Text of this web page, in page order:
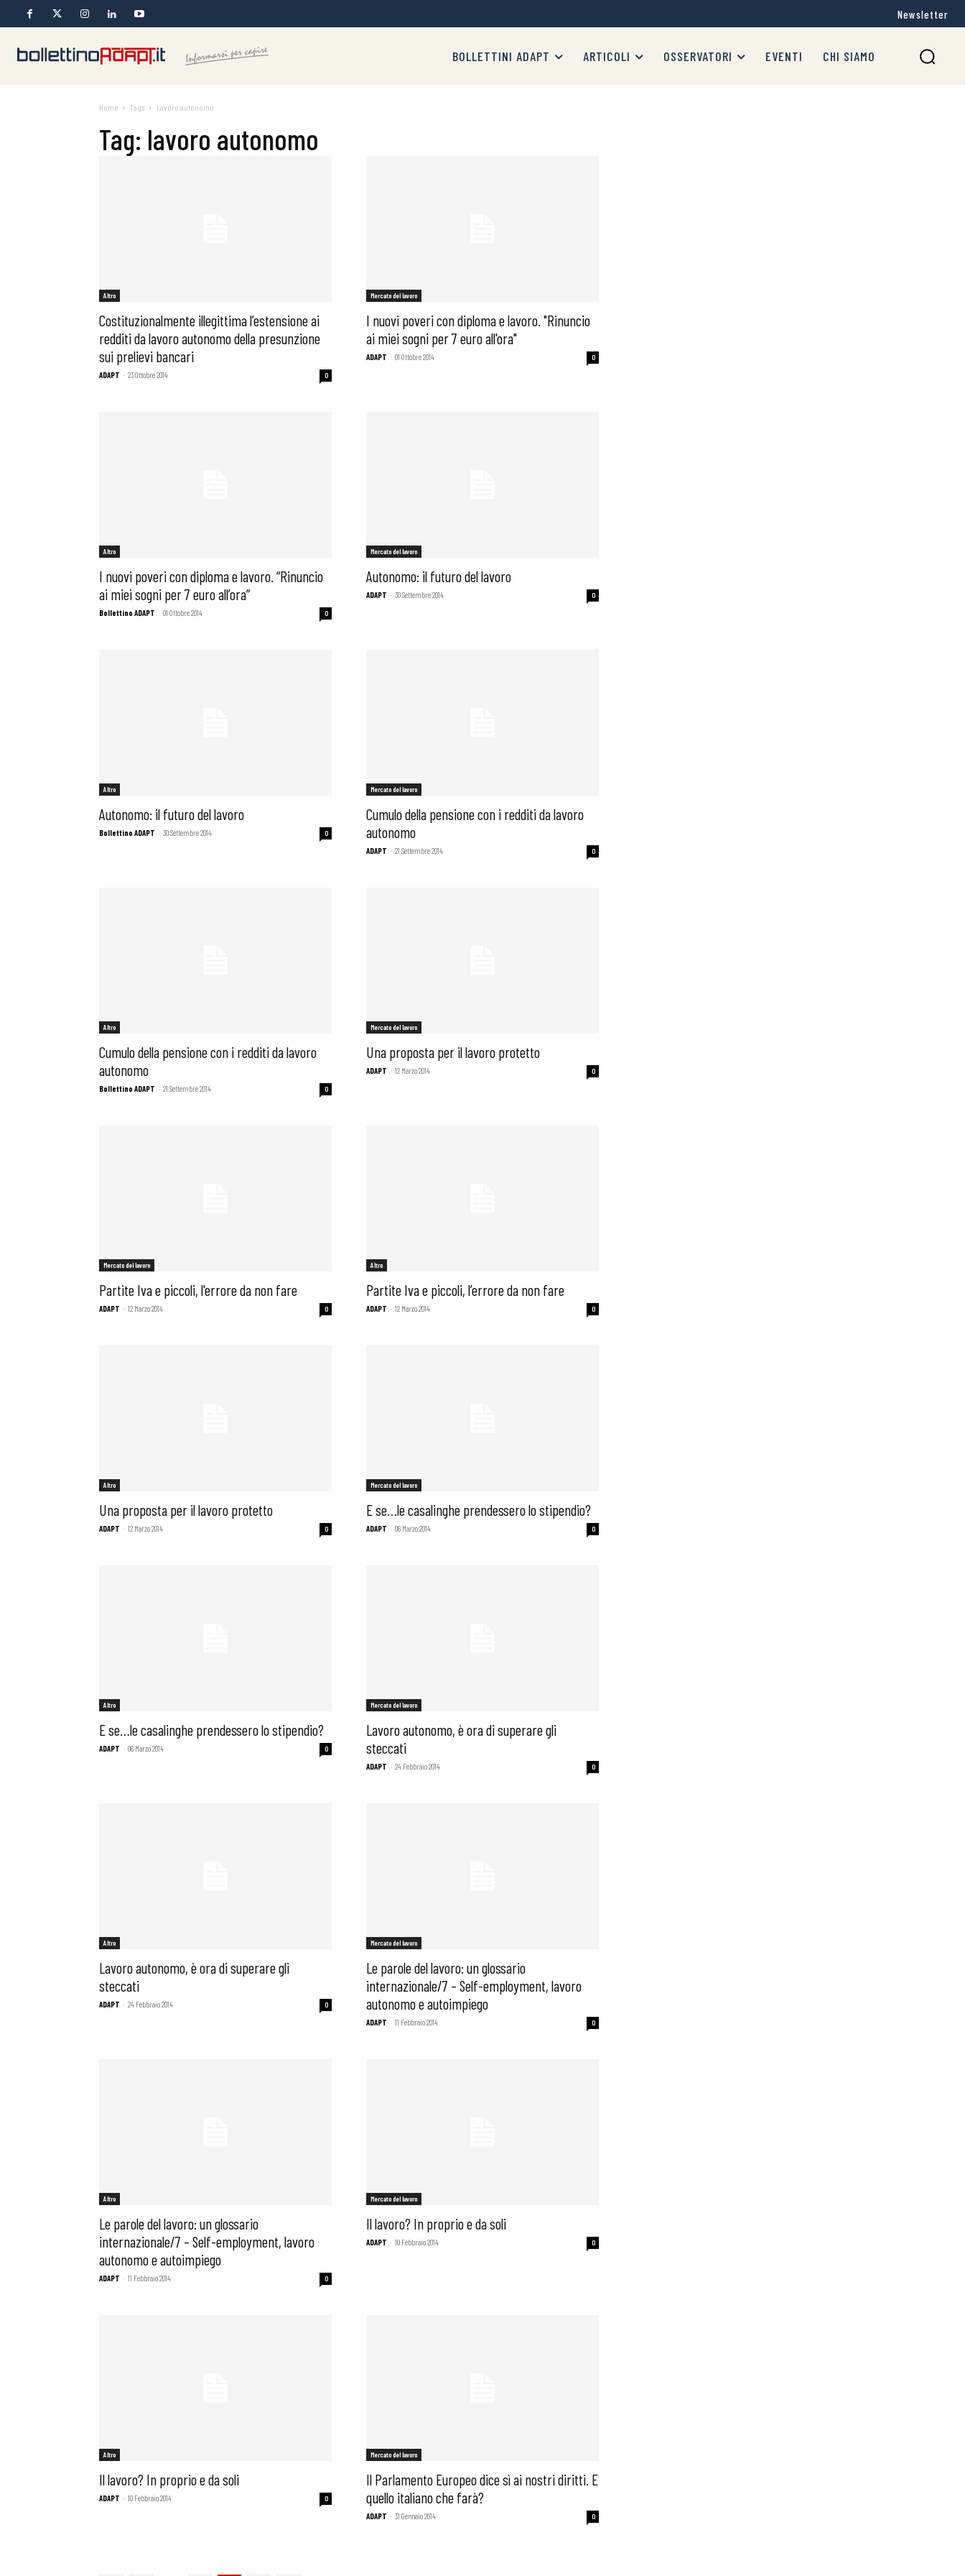
Newsletter
BOLLETTINI ADAPT ARTICOLI OSSERVATORI EVENTI CHI SIAMO
Home Tags Lavoro autonomo
Tag: lavoro autonomo
Altro
Costituzionalmente illegittima l’estensione ai
redditi da lavoro autonomo della presunzione
sui prelievi bancari
ADAPT - 23 Ottobre 2014 0
Mercato del lavoro
I nuovi poveri con diploma e lavoro. "Rinuncio
ai miei sogni per 7 euro all'ora"
ADAPT - 01 Ottobre 2014 0
Altro
I nuovi poveri con diploma e lavoro. “Rinuncio
ai miei sogni per 7 euro all’ora”
Bollettino ADAPT - 01 Ottobre 2014 0
Mercato del lavoro
Autonomo: il futuro del lavoro
ADAPT - 30 Settembre 2014 0
Altro
Autonomo: il futuro del lavoro
Bollettino ADAPT - 30 Settembre 2014 0
Mercato del lavoro
Cumulo della pensione con i redditi da lavoro
autonomo
ADAPT - 21 Settembre 2014 0
Altro
Cumulo della pensione con i redditi da lavoro
autonomo
Bollettino ADAPT - 21 Settembre 2014 0
Mercato del lavoro
Una proposta per il lavoro protetto
ADAPT - 12 Marzo 2014 0
Mercato del lavoro
Partite Iva e piccoli, l'errore da non fare
ADAPT - 12 Marzo 2014 0
Altro
Partite Iva e piccoli, l’errore da non fare
ADAPT - 12 Marzo 2014 0
Altro
Una proposta per il lavoro protetto
ADAPT - 12 Marzo 2014 0
Mercato del lavoro
E se…le casalinghe prendessero lo stipendio?
ADAPT - 06 Marzo 2014 0
Altro
E se…le casalinghe prendessero lo stipendio?
ADAPT - 06 Marzo 2014 0
Mercato del lavoro
Lavoro autonomo, è ora di superare gli
steccati
ADAPT - 24 Febbraio 2014 0
Altro
Lavoro autonomo, è ora di superare gli
steccati
ADAPT - 24 Febbraio 2014 0
Mercato del lavoro
Le parole del lavoro: un glossario
internazionale/7 – Self-employment, lavoro
autonomo e autoimpiego
ADAPT - 11 Febbraio 2014 0
Altro
Le parole del lavoro: un glossario
internazionale/7 – Self-employment, lavoro
autonomo e autoimpiego
ADAPT - 11 Febbraio 2014 0
Mercato del lavoro
Il lavoro? In proprio e da soli
ADAPT - 10 Febbraio 2014 0
Altro
Il lavoro? In proprio e da soli
ADAPT - 10 Febbraio 2014 0
Mercato del lavoro
Il Parlamento Europeo dice sì ai nostri diritti. E
quello italiano che farà?
ADAPT - 31 Gennaio 2014 0